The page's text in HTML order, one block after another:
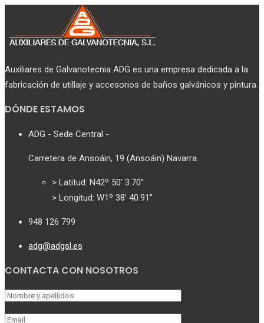
Auxiliares de Galvanotecnia ADG es una empresa dedicada a la
fabricación de utillaje y accesorios de baños galvánicos y pintura.
DÓNDE ESTAMOS
ADG - Sede Central -
Carretera de Ansoáin, 19 (Ansoáin) Navarra.
> Latitud: N42º 50’ 3.70’’
> Longitud: W1º 38’ 40.91’’
948 126 799
adg@adgsl.es
CONTACTA CON NOSOTROS